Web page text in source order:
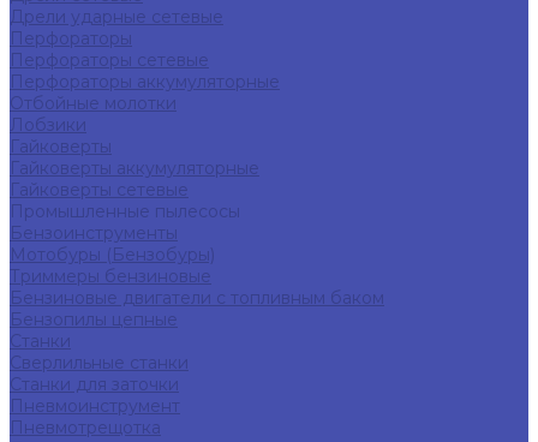
Дрели ударные сетевые
Перфораторы
Перфораторы сетевые
Перфораторы аккумуляторные
Отбойные молотки
Лобзики
Гайковерты
Гайковерты аккумуляторные
Гайковерты сетевые
Промышленные пылесосы
Бензоинструменты
Мотобуры (Бензобуры)
Триммеры бензиновые
Бензиновые двигатели с топливным баком
Бензопилы цепные
Станки
Сверлильные станки
Станки для заточки
Пневмоинструмент
Пневмотрещотка